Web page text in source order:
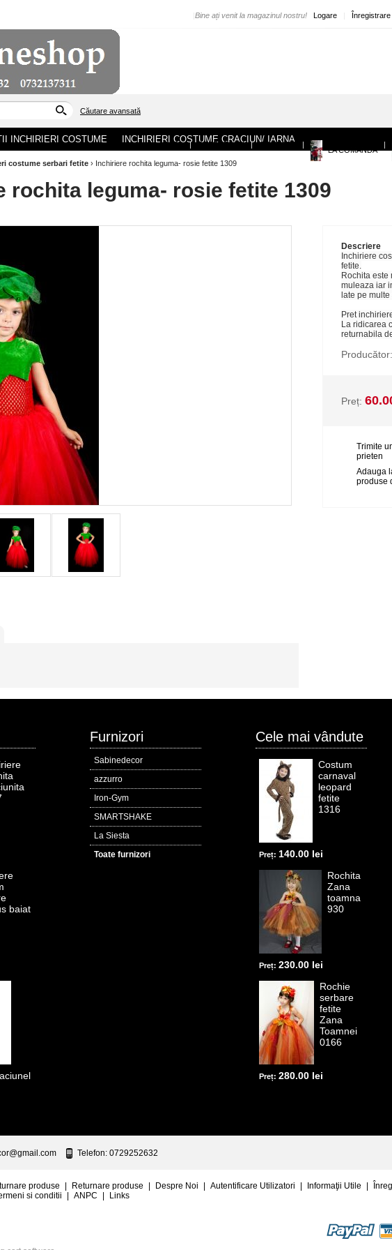
Logare Înregistrare
Bine ați venit la magazinul nostru!
Căutare avansată
ACASA | DESPRE NOI | CONTACT |
LA COMANDA
|
INCHIRIERI COSTUME INCHIRIERI COSTUME CRACIUN/ IARNA
costume serbari fetite › Inchiriere rochita leguma- rosie fetite 1309
rochita leguma- rosie fetite 1309
Descriere
Inchiriere
fetite.
Rochita este
muleaza iar
late pe
Pret
La ridicarea
returnabila
Producător:
Preț:
Trimite
prieten
Adauga
produse
baiat
Furnizori
Sabinedecor
azzurro
Iron-Gym
SMARTSHAKE
La Siesta
Toate furnizori
Cele mai vândute
Costum
carnaval
leopard
fetite
1316
Preț: 140.00 lei
Rochita
Zana
toamna
930
Preț: 230.00 lei
Rochie
serbare
fetite
Zana
Toamnei
0166
Preț: 280.00 lei
Telefon: 0729252632
produse Returnare produse Despre Noi Autentificare Utilizatori Informaţii Utile
si conditii ANPC Links